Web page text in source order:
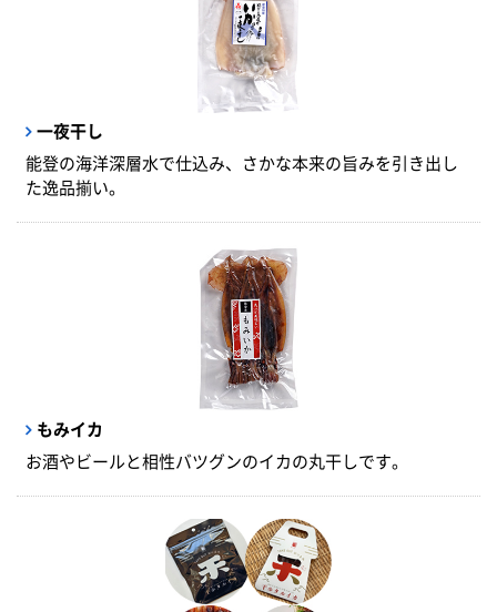
一夜干し
能登の海洋深層水で仕込み、さかな本来の旨みを引き出し
た逸品揃い。
もみイカ
お酒やビールと相性バツグンのイカの丸干しです。